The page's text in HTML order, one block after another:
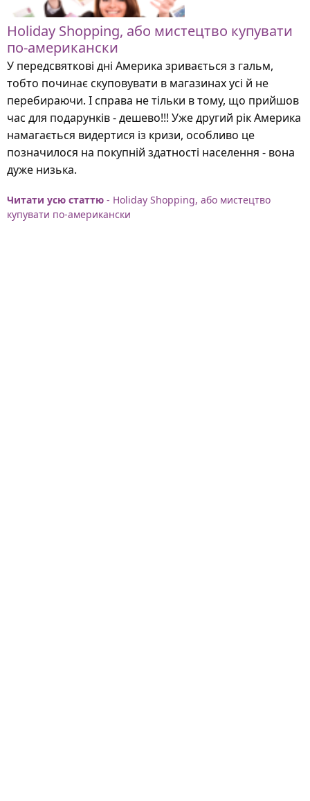
Holiday Shopping, або мистецтво купувати
по-американски
У передсвяткові дні Америка зривається з гальм,
тобто починає скуповувати в магазинах усі й не
перебираючи. І справа не тільки в тому, що прийшов
час для подарунків - дешево!!! Уже другий рік Америка
намагається видертися із кризи, особливо це
позначилося на покупній здатності населення - вона
дуже низька.
Читати усю статтю - Holiday Shopping, або мистецтво
купувати по-американски